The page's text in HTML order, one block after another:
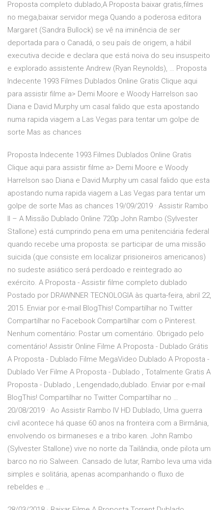
Proposta completo dublado,A Proposta baixar gratis,filmes
no mega,baixar servidor mega Quando a poderosa editora
Margaret (Sandra Bullock) se vê na iminência de ser
deportada para o Canadá, o seu país de origem, a hábil
executiva decide e declara que está noiva do seu insuspeito
e explorado assistente Andrew (Ryan Reynolds), … Proposta
Indecente 1993 Filmes Dublados Online Gratis Clique aqui
para assistir filme a> Demi Moore e Woody Harrelson sao
Diana e David Murphy um casal falido que esta apostando
numa rapida viagem a Las Vegas para tentar um golpe de
sorte Mas as chances
Proposta Indecente 1993 Filmes Dublados Online Gratis
Clique aqui para assistir filme a> Demi Moore e Woody
Harrelson sao Diana e David Murphy um casal falido que esta
apostando numa rapida viagem a Las Vegas para tentar um
golpe de sorte Mas as chances 19/09/2019 · Assistir Rambo
II – A Missão Dublado Online 720p John Rambo (Sylvester
Stallone) está cumprindo pena em uma penitenciária federal
quando recebe uma proposta: se participar de uma missão
suicida (que consiste em localizar prisioneiros americanos)
no sudeste asiático será perdoado e reintegrado ao
exército. A Proposta - Assistir filme completo dublado
Postado por DRAWNNER TECNOLOGIA às quarta-feira, abril 22,
2015. Enviar por e-mail BlogThis! Compartilhar no Twitter
Compartilhar no Facebook Compartilhar com o Pinterest.
Nenhum comentário: Postar um comentário. Obrigado pelo
comentário! Assistir Online Filme A Proposta - Dublado Grátis
A Proposta - Dublado Filme MegaVideo Dublado A Proposta -
Dublado Ver Filme A Proposta - Dublado , Totalmente Gratis A
Proposta - Dublado , Lengendado,dublado. Enviar por e-mail
BlogThis! Compartilhar no Twitter Compartilhar no …
20/08/2019 · Ao Assistir Rambo IV HD Dublado, Uma guerra
civil acontece há quase 60 anos na fronteira com a Birmânia,
envolvendo os birmaneses e a tribo karen. John Rambo
(Sylvester Stallone) vive no norte da Tailândia, onde pilota um
barco no rio Salween. Cansado de lutar, Rambo leva uma vida
simples e solitária, apenas acompanhando o fluxo de
rebeldes e …